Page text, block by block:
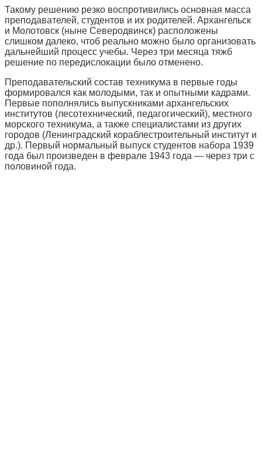
Такому решению резко воспротивились основная масса
преподавателей, студентов и их родителей. Архангельск
и Молотовск (ныне Северодвинск) расположены
слишком далеко, чтоб реально можно было организовать
дальнейший процесс учебы. Через три месяца тяжб
решение по передислокации было отменено.
Преподавательский состав техникума в первые годы
формировался как молодыми, так и опытными кадрами.
Первые пополнялись выпускниками архангельских
институтов (лесотехнический, педагогический), местного
морского техникума, а также специалистами из других
городов (Ленинградский кораблестроительный институт и
др.). Первый нормальный выпуск студентов набора 1939
года был произведен в феврале 1943 года — через три с
половиной года.